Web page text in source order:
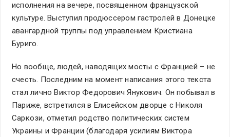
исполнения на вечере, посвященном французской
культуре. Выступил продюссером гастролей в Донецке
авангардной труппы под управлением Кристиана
Буриго.
Но вообще, людей, наводящих мосты с Францией – не
счесть. Последним на момент написания этого текста
стал лично Виктор Федорович Янукович. Он побывал в
Париже, встретился в Елисейском дворце с Николя
Саркози, отметил родство политических систем
Украины и Франции (благодаря усилиям Виктора